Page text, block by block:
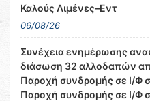
Καλούς Λιμένες–Εντ
06/08/26
Συνέχεια ενημέρωσης
διάσωση 32 αλλοδαπών
Παροχή συνδρομής σε Ι/Φ
Παροχή συνδρομής σε Ι/Φ